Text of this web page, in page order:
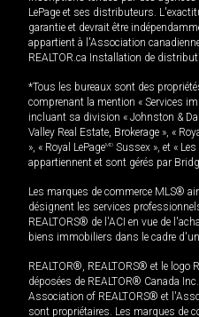
LePage et ses distributeurs.
garantie et devrait être
appartient à l'Association
REALTOR.ca Installation de
*Tous les bureaux sont des
comprenant la mention « Services
incluant sa division « Johnston &
Valley Real Estate, Brokerage », «
», « Royal LePageMD Sussex », et «
appartiennent et sont gérés par
Les marques de commerce MLS®
désignent les services
REALTORS® de l'ACI en vue de
biens immobiliers dans le cadre
REALTOR®, REALTORS® et le logo
déposées de REALTOR® Canada
Association of REALTORS® et
sont propriétaires. Les marques de